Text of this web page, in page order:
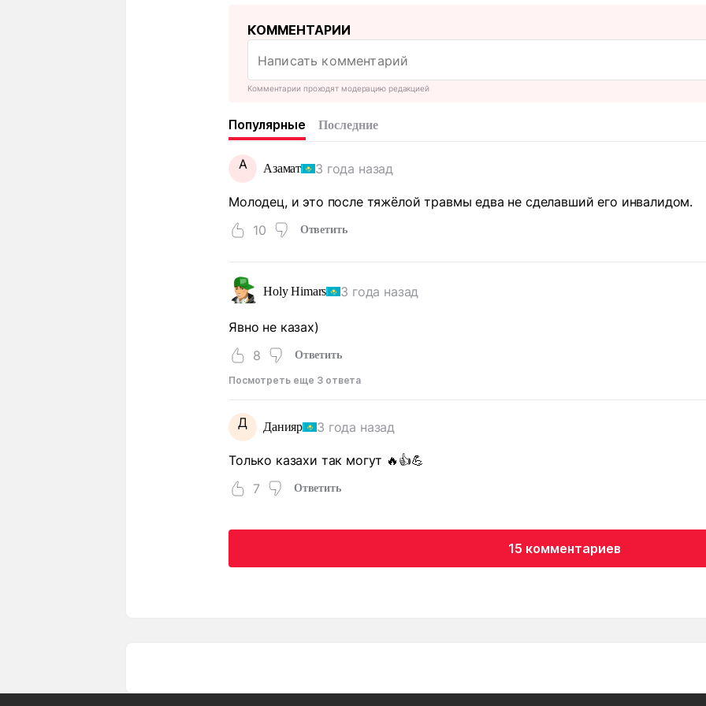
КОММЕНТАРИИ
Комментарии проходят модерацию редакцией
Популярные Последние
А Азамат 3 года назад
Молодец, и это после тяжёлой травмы едва не сделавший его инвалидом.
10
Ответить
Holy Himars 3 года назад
Явно не казах)
8
Ответить
Посмотреть еще 3 ответа
Д Данияр 3 года назад
Только казахи так могут 🔥👍💪
7
Ответить
15 комментариев